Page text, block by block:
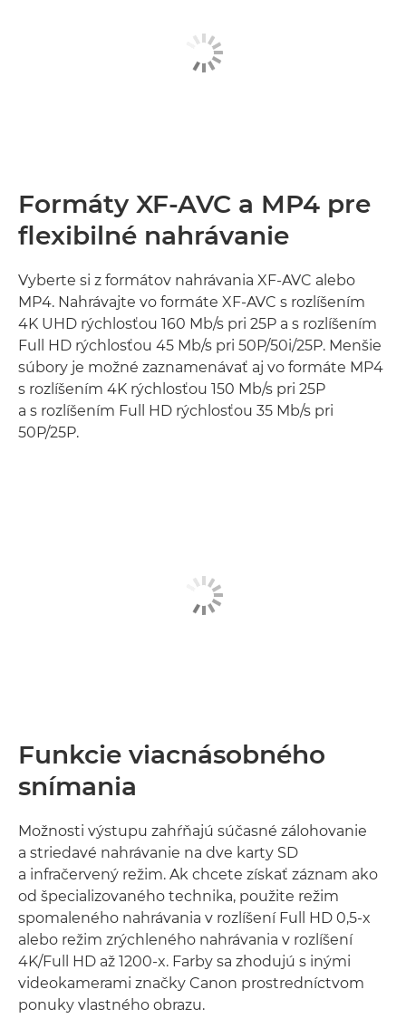
Formáty XF-AVC a MP4 pre
flexibilné nahrávanie
Vyberte si z formátov nahrávania XF-AVC alebo
MP4. Nahrávajte vo formáte XF-AVC s rozlíšením
4K UHD rýchlosťou 160 Mb/s pri 25P a s rozlíšením
Full HD rýchlosťou 45 Mb/s pri 50P/50i/25P. Menšie
súbory je možné zaznamenávať aj vo formáte MP4
s rozlíšením 4K rýchlosťou 150 Mb/s pri 25P
a s rozlíšením Full HD rýchlosťou 35 Mb/s pri
50P/25P.
Funkcie viacnásobného
snímania
Možnosti výstupu zahŕňajú súčasné zálohovanie
a striedavé nahrávanie na dve karty SD
a infračervený režim. Ak chcete získať záznam ako
od špecializovaného technika, použite režim
spomaleného nahrávania v rozlíšení Full HD 0,5-x
alebo režim zrýchleného nahrávania v rozlíšení
4K/Full HD až 1200-x. Farby sa zhodujú s inými
videokamerami značky Canon prostredníctvom
ponuky vlastného obrazu.